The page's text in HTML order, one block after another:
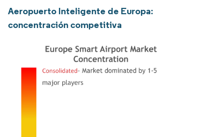
Aeropuerto Inteligente de Europa:
concentración competitiva